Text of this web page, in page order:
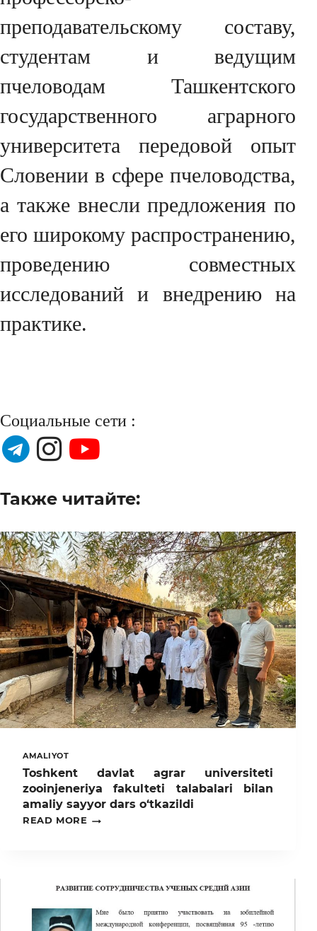
преподавательскому составу,
студентам и ведущим
пчеловодам Ташкентского
государственного аграрного
университета передовой опыт
Словении в сфере пчеловодства,
а также внесли предложения по
его широкому распространению,
проведению совместных
исследований и внедрению на
практике.
Социальные сети :
Также читайте:
AMALIYOT
Toshkent davlat agrar universiteti
zooinjeneriya fakulteti talabalari bilan
amaliy sayyor dars o‘tkazildi
READ MORE
TOSHKENT
TALABALARI
AMALIY
SAYYOR